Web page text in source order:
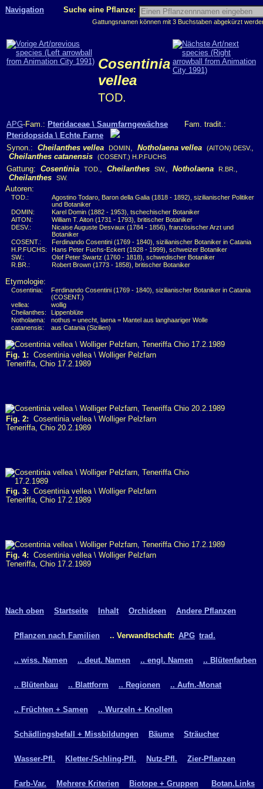
Navigation Suche eine Pflanze:
Gattungsnamen können mit 3 Buchstaben abgekürzt
Cosentinia
vellea
TOD.
APG-Fam.: Pteridaceae \ Saumfarngewächse Fam. tradit.:
Pteridopsida \ Echte Farne
Synon.: Cheilanthes vellea DOMIN, Notholaena vellea (AITON) DESV.,
Cheilanthes catanensis
(COSENT.) H.P.FUCHS
Gattung: Cosentinia TOD. , Cheilanthes SW., Notholaena R.BR. ,
Cheilanthes
SW.
Autoren:
TOD.:
Agostino Todaro, Baron della Galia (1818 - 1892), sizilianischer Politiker
und Botaniker
DOMIN:
Karel Domin (1882 - 1953), tschechischer Botaniker
AITON:
William T. Aiton (1731 - 1793), britischer Botaniker
DESV.:
Nicaise Auguste Desvaux (1784 - 1856), französischer Arzt und
Botaniker
COSENT.:
Ferdinando Cosentini (1769 - 1840), sizilianischer Botaniker in Catania
H.P.FUCHS:
Hans Peter Fuchs-Eckert (1928 - 1999), schweizer Botaniker
SW.:
Olof Peter Swartz (1760 - 1818), schwedischer Botaniker
R.BR.:
Robert Brown (1773 - 1858), britischer Botaniker
Etymologie:
Cosentinia:
Ferdinando Cosentini (1769 - 1840), sizilianischer Botaniker in Catania
(COSENT.)
vellea:
wollig
Cheilanthes:
Lippenblüte
Notholaena:
nothus = unecht, laena = Mantel aus langhaariger Wolle
catanensis:
aus Catania (Sizilien)
Fig. 1: Cosentinia vellea \ Wolliger Pelzfarn
Teneriffa, Chio 17.2.1989
Fig. 2: Cosentinia vellea \ Wolliger Pelzfarn
Teneriffa, Chio 20.2.1989
Fig. 3: Cosentinia vellea \ Wolliger Pelzfarn
Teneriffa, Chio 17.2.1989
Fig. 4: Cosentinia vellea \ Wolliger Pelzfarn
Teneriffa, Chio 17.2.1989
Nach oben Startseite Inhalt Orchideen Andere Pflanzen
Pflanzen nach Familien .. Verwandtschaft: APG trad.
.. wiss. Namen .. deut. Namen .. engl. Namen .. Blütenfarben
.. Blütenbau .. Blattform .. Regionen .. Aufn.-Monat
.. Früchten + Samen .. Wurzeln + Knollen
Schädlingsbefall + Missbildungen Bäume Sträucher
Wasser-Pfl. Kletter-/Schling-Pfl. Nutz-Pfl. Zier-Pflanzen
Farb-Var. Mehrere Kriterien Biotope + Gruppen Botan.Links